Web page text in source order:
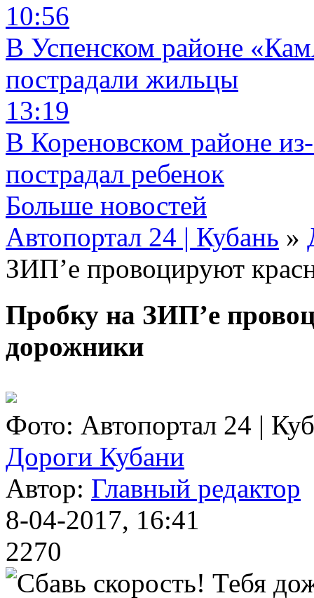
10:56
В Успенском районе
пострадали жильцы
13:19
В Кореновском районе
пострадал ребенок
Больше новостей
Автопортал 24 | Кубань »
ЗИП’е провоцируют
Пробку на ЗИП’е
дорожники
Фото: Автопортал 24 |
Дороги Кубани
Автор: Главный редактор
8-04-2017, 16:41
2270